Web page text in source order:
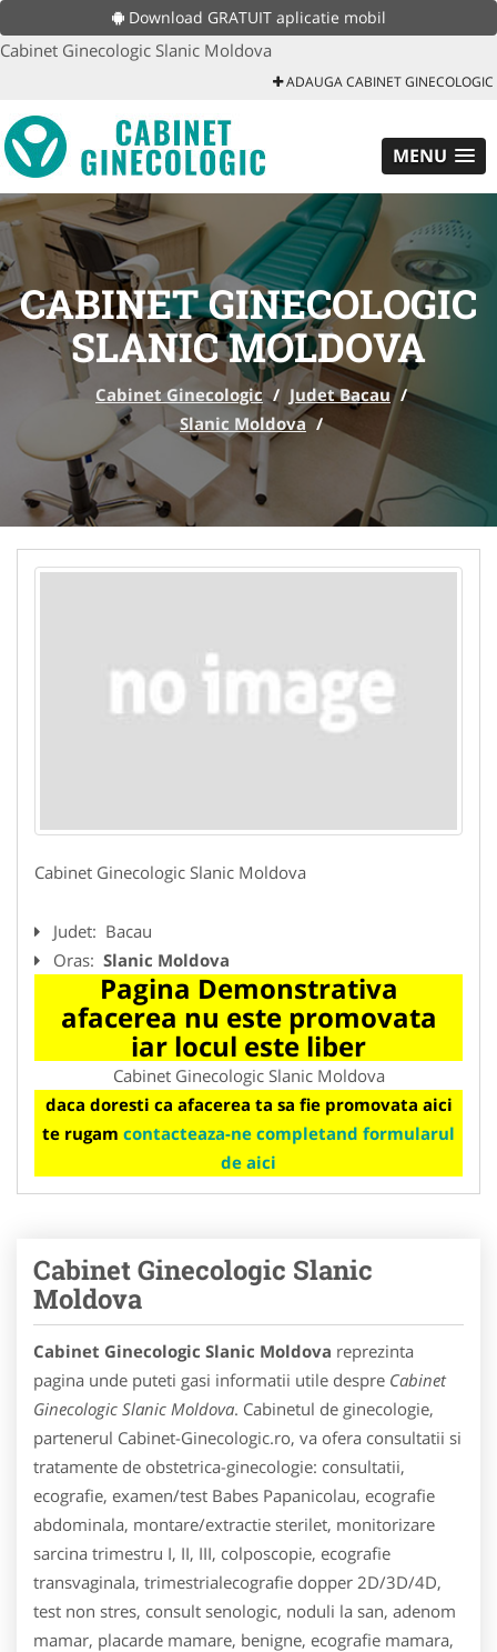
Download GRATUIT aplicatie mobil
Cabinet Ginecologic Slanic Moldova
ADAUGA CABINET GINECOLOGIC
MENU
CABINET GINECOLOGIC
SLANIC MOLDOVA
Cabinet Ginecologic / Judet Bacau /
Slanic Moldova /
Cabinet Ginecologic Slanic Moldova
Judet: Bacau
Oras: Slanic Moldova
Pagina Demonstrativa
afacerea nu este promovata
iar locul este liber
Cabinet Ginecologic Slanic Moldova
daca doresti ca afacerea ta sa fie promovata aici
te rugam contacteaza-ne completand formularul
de aici
Cabinet Ginecologic Slanic
Moldova
Cabinet Ginecologic Slanic Moldova reprezinta
pagina unde puteti gasi informatii utile despre Cabinet
Ginecologic Slanic Moldova. Cabinetul de ginecologie,
partenerul Cabinet-Ginecologic.ro, va ofera consultatii si
tratamente de obstetrica-ginecologie: consultatii,
ecografie, examen/test Babes Papanicolau, ecografie
abdominala, montare/extractie sterilet, monitorizare
sarcina trimestru I, II, III, colposcopie, ecografie
transvaginala, trimestrialecografie dopper 2D/3D/4D,
test non stres, consult senologic, noduli la san, adenom
mamar, placarde mamare, benigne, ecografie mamara,